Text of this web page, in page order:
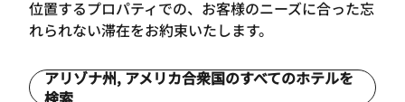
位置するプロパティでの、お客様のニーズに合った忘
れられない滞在をお約束いたします。
アリゾナ州, アメリカ合衆国のすべてのホテルを
検索